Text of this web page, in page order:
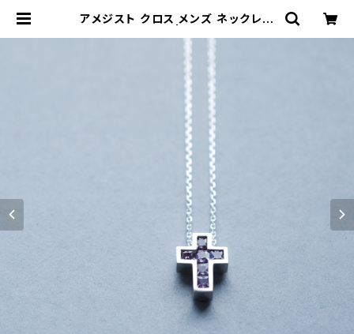
アメジスト クロス メンズ ネックレス